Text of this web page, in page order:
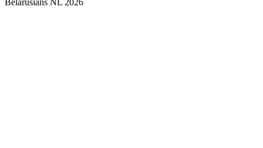
Belarusians NL 2026